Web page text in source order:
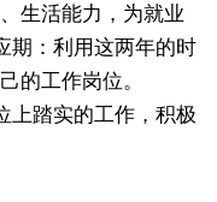
生活能力，为就业
期：利用这两年的时
的工作岗位。
踏实的工作，积极